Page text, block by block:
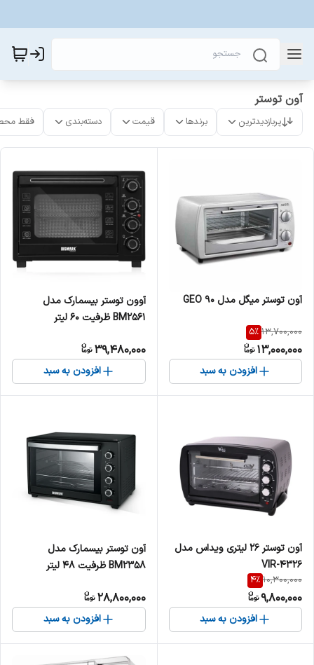
آون توستر
پربازدیدترین برندها قیمت دسته‌بندی فقط
آون توستر میگل مدل GEO 90
13,700,000
5%
13,000,000
افزودن به سبد
آوون توستر بیسمارک مدل
BM2561 ظرفیت ۶۰ لیتر
39,480,000
افزودن به سبد
آون توستر 26 لیتری ویداس مدل
VIR-4326
10,300,000
4%
9,800,000
افزودن به سبد
آون توستر بیسمارک مدل
BM2358 ظرفیت ۴۸ لیتر
28,800,000
افزودن به سبد